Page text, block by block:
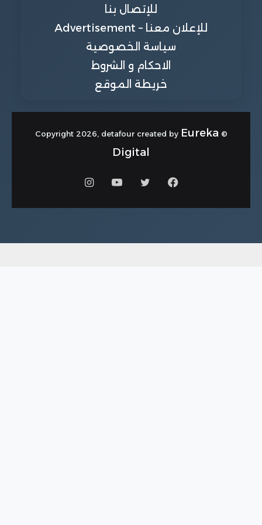
للإتصال بنا
للإعلان معنا – Advertisement
سياسة الخصوصية
الاحكام و الشروط
خريطة الموقع
© Copyright 2026, detafour created by
Eureka
Digital
فيسبوكتويتر يوتيوبانستقرام